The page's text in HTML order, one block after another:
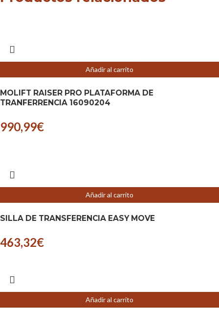
Añadir al carrito
MOLIFT RAISER PRO PLATAFORMA DE
TRANFERRENCIA 16090204
990,99€
Añadir al carrito
SILLA DE TRANSFERENCIA EASY MOVE
463,32€
Añadir al carrito